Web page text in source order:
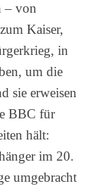
– von
Kaiser,
in
um die
sie erweisen
BBC für
hält:
im 20.
umgebracht